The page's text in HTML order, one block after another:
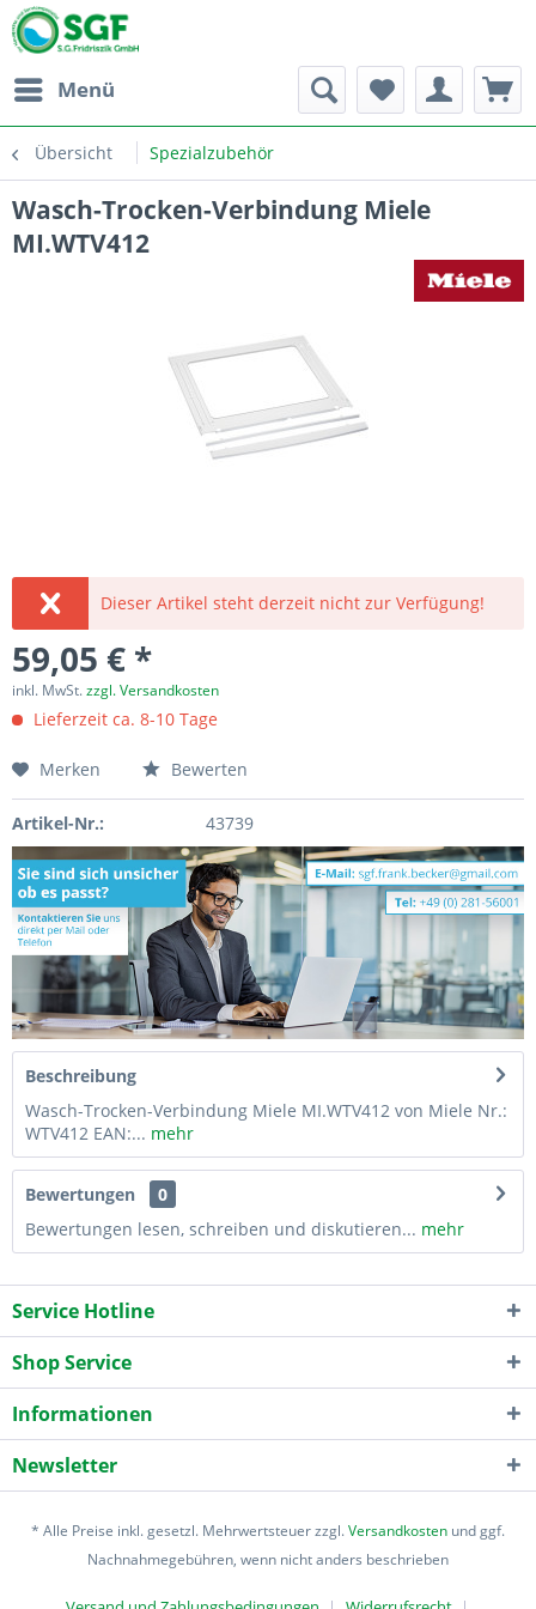
Menü
Übersicht Spezialzubehör
Wasch-Trocken-Verbindung Miele
MI.WTV412
Dieser Artikel steht derzeit nicht zur Verfügung!
59,05 € *
inkl. MwSt.zzgl. Versandkosten
Lieferzeit ca. 8-10 Tage
Merken Bewerten
Artikel-Nr.: 43739
Beschreibung
Wasch-Trocken-Verbindung Miele MI.WTV412 von Miele Nr.:
WTV412 EAN:... mehr
Bewertungen
0
Bewertungen lesen, schreiben und diskutieren... mehr
Service Hotline
Shop Service
Informationen
Newsletter
* Alle Preise inkl. gesetzl. Mehrwertsteuer zzgl.Versandkosten und ggf.
Nachnahmegebühren, wenn nicht anders beschrieben